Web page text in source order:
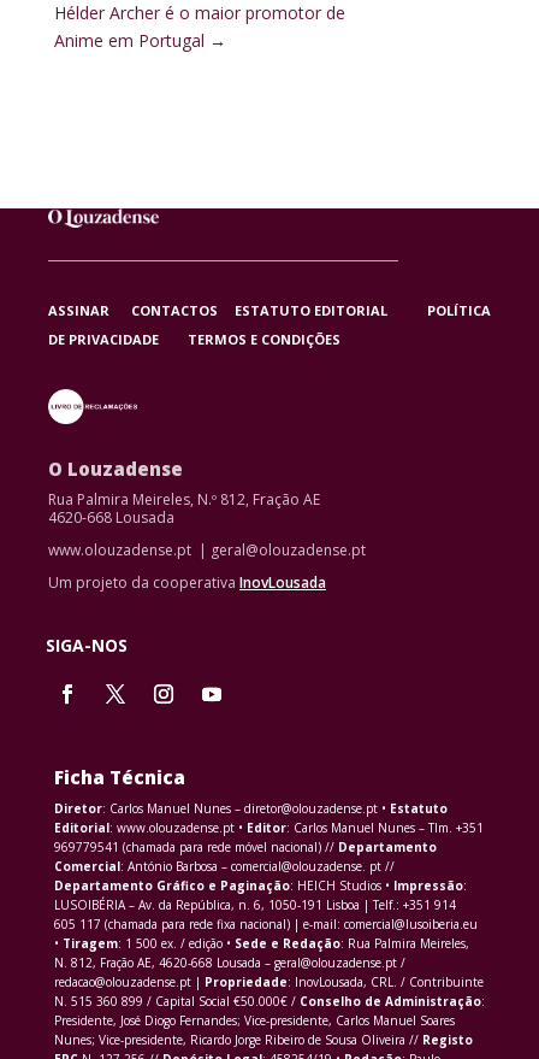
Hélder Archer é o maior promotor de
Anime em Portugal →
ASSINAR CONTACTOS ESTATUTO EDITORIAL POLÍTICA
DE PRIVACIDADE TERMOS E CONDIÇÕES
O Louzadense
Rua Palmira Meireles, N.º 812, Fração AE
4620-668 Lousada
www.olouzadense.pt | geral@olouzadense.pt
Um projeto da cooperativa InovLousada
SIGA-NOS
Ficha Técnica
Diretor: Carlos Manuel Nunes – diretor@olouzadense.pt • Estatuto
Editorial: www.olouzadense.pt • Editor: Carlos Manuel Nunes – Tlm. +351
969779541 (chamada para rede móvel nacional) // Departamento
Comercial: António Barbosa – comercial@olouzadense. pt //
Departamento Gráfico e Paginação: HEICH Studios • Impressão:
LUSOIBÉRIA – Av. da República, n. 6, 1050-191 Lisboa | Telf.: +351 914
605 117 (chamada para rede fixa nacional) | e-mail: comercial@lusoiberia.eu
• Tiragem: 1 500 ex. / edição • Sede e Redação: Rua Palmira Meireles,
N. 812, Fração AE, 4620-668 Lousada – geral@olouzadense.pt /
redacao@olouzadense.pt | Propriedade: InovLousada, CRL. / Contribuinte
N. 515 360 899 / Capital Social €50.000€ / Conselho de Administração:
Presidente, José Diogo Fernandes; Vice-presidente, Carlos Manuel Soares
Nunes; Vice-presidente, Ricardo Jorge Ribeiro de Sousa Oliveira // Registo